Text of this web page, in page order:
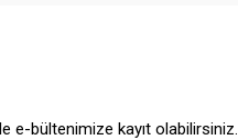
e-bültenimize kayıt olabilirsiniz.